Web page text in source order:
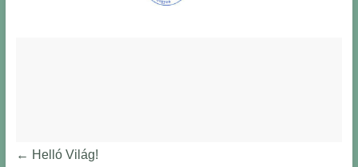
← Helló Világ!